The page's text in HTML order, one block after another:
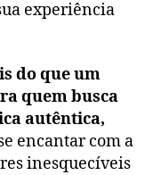
experiência
do que um
quem busca
autêntica,
encantar com a
inesquecíveis